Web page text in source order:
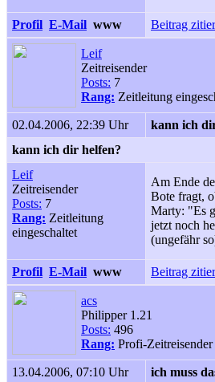
Profil E-Mail www Beitrag
Leif
Zeitreisender
Posts: 7
Rang: Zeitleitung
02.04.2006, 22:39 Uhr
kann ich
kann ich dir helfen?
Leif
Zeitreisender
Posts: 7
Rang: Zeitleitung
eingeschaltet
Am Ende
Bote fragt,
Marty: "Es
jetzt noch
(ungefähr
Profil E-Mail www Beitrag
acs
Philipper 1.21
Posts: 496
Rang: Profi-Zeitreisender
13.04.2006, 07:10 Uhr
ich muss